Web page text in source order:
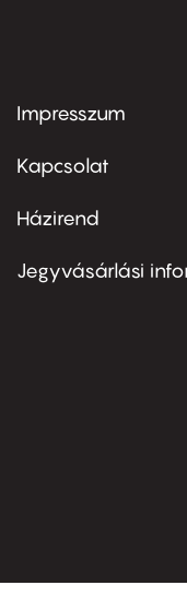
Footer
first
Impresszum
Kapcsolat
Footer
second
Házirend
Jegyvásárlási